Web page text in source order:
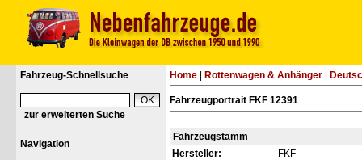
Fahrzeug-Schnellsuche
zur erweiterten Suche
Navigation
Home Rottenwagen & Anhänger
Fahrzeugportrait FKF 12391
Fahrzeugstamm
Hersteller:
FKF